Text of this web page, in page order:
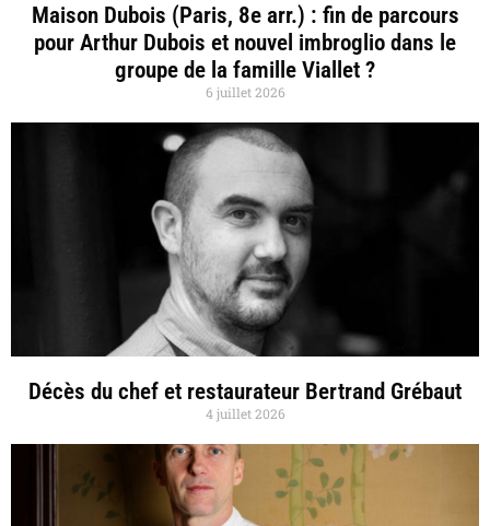
Maison Dubois (Paris, 8e arr.) : fin de parcours
pour Arthur Dubois et nouvel imbroglio dans le
groupe de la famille Viallet ?
6 juillet 2026
Décès du chef et restaurateur Bertrand Grébaut
4 juillet 2026